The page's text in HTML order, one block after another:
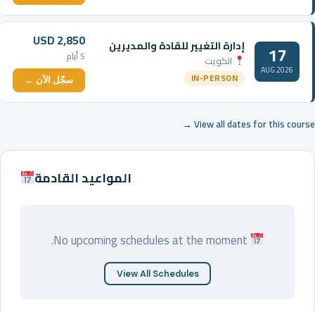
17
AUG 2026
إدارة التغيير للقادة والمديرين
الكويت
IN-PERSON
USD 2,850
5 أيام
سجّل الآن ←
View all dates for this course →
المواعيد القادمة
View All Schedules